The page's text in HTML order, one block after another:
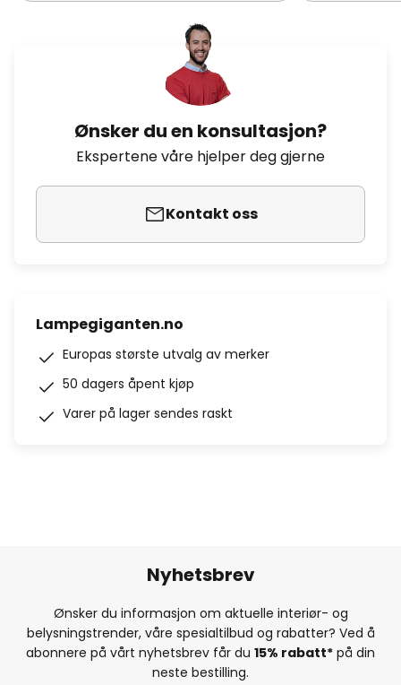
Ønsker du en konsultasjon?
Ekspertene våre hjelper deg gjerne
Kontakt oss
Lampegiganten.no
Europas største utvalg av merker
50 dagers åpent kjøp
Varer på lager sendes raskt
Nyhetsbrev
Ønsker du informasjon om aktuelle interiør- og
belysningstrender, våre spesialtilbud og rabatter? Ved å
abonnere på vårt nyhetsbrev får du 15% rabatt* på din
neste bestilling.